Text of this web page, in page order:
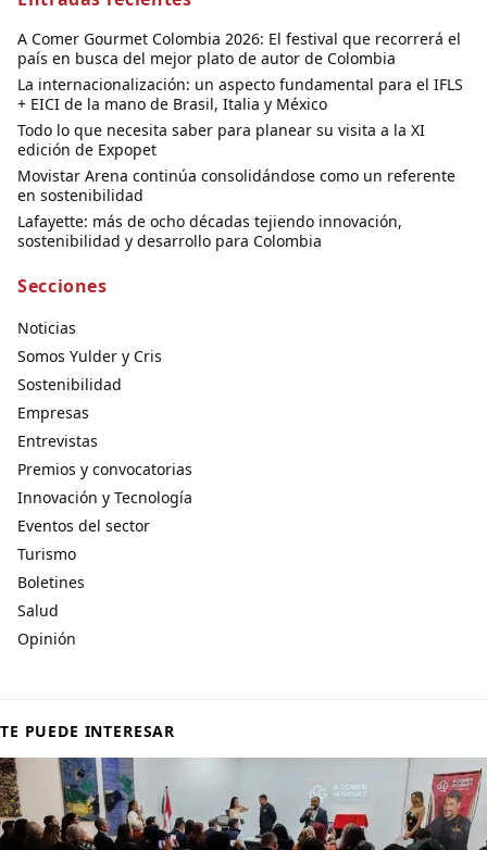
A Comer Gourmet Colombia 2026: El festival que recorrerá el
país en busca del mejor plato de autor de Colombia
La internacionalización: un aspecto fundamental para el IFLS
+ EICI de la mano de Brasil, Italia y México
Todo lo que necesita saber para planear su visita a la XI
edición de Expopet
Movistar Arena continúa consolidándose como un referente
en sostenibilidad
Lafayette: más de ocho décadas tejiendo innovación,
sostenibilidad y desarrollo para Colombia
Secciones
Noticias
Somos Yulder y Cris
Sostenibilidad
Empresas
Entrevistas
Premios y convocatorias
Innovación y Tecnología
Eventos del sector
Turismo
Boletines
Salud
Opinión
TE PUEDE INTERESAR